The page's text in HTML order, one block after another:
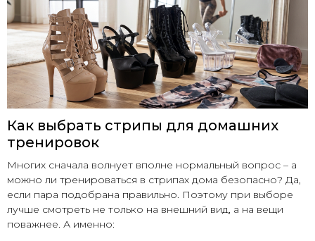
Как выбрать стрипы для домашних
тренировок
Многих сначала волнует вполне нормальный вопрос – а
можно ли тренироваться в стрипах дома безопасно? Да,
если пара подобрана правильно. Поэтому при выборе
лучше смотреть не только на внешний вид, а на вещи
поважнее. А именно: